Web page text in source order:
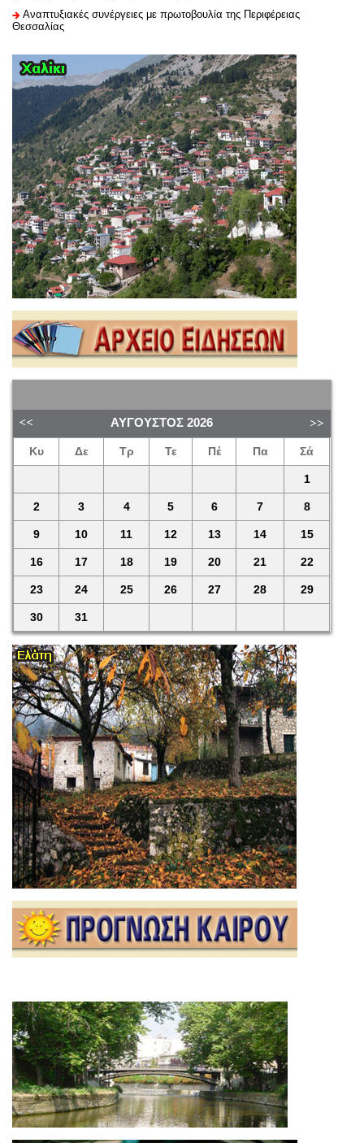
Αναπτυξιακές συνέργειες με πρωτοβουλία της Περιφέρειας
Θεσσαλίας
ΑΎΓΟΥΣΤΟΣ 2026
Κυ Δε Τρ Τε Πέ Πα Σά
1
2 3 4 5 6 7 8
9 10 11 12 13 14 15
16 17 18 19 20 21 22
23 24 25 26 27 28 29
30 31